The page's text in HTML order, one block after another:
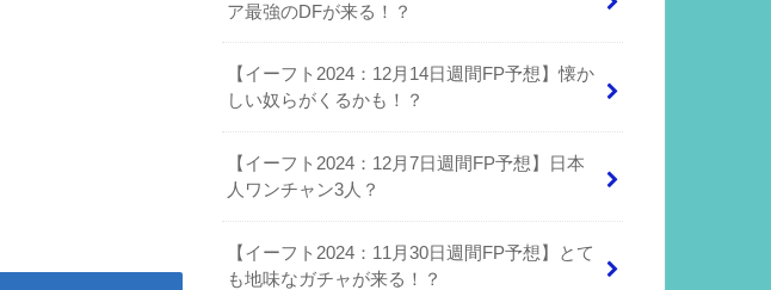
ア最強のDFが来る！？
【イーフト2024：12月14日週間FP予想】懐か
しい奴らがくるかも！？
【イーフト2024：12月7日週間FP予想】日本
人ワンチャン3人？
【イーフト2024：11月30日週間FP予想】とて
も地味なガチャが来る！？